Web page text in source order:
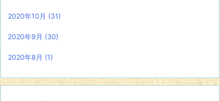
2020年10月 (31)
2020年9月 (30)
2020年8月 (1)